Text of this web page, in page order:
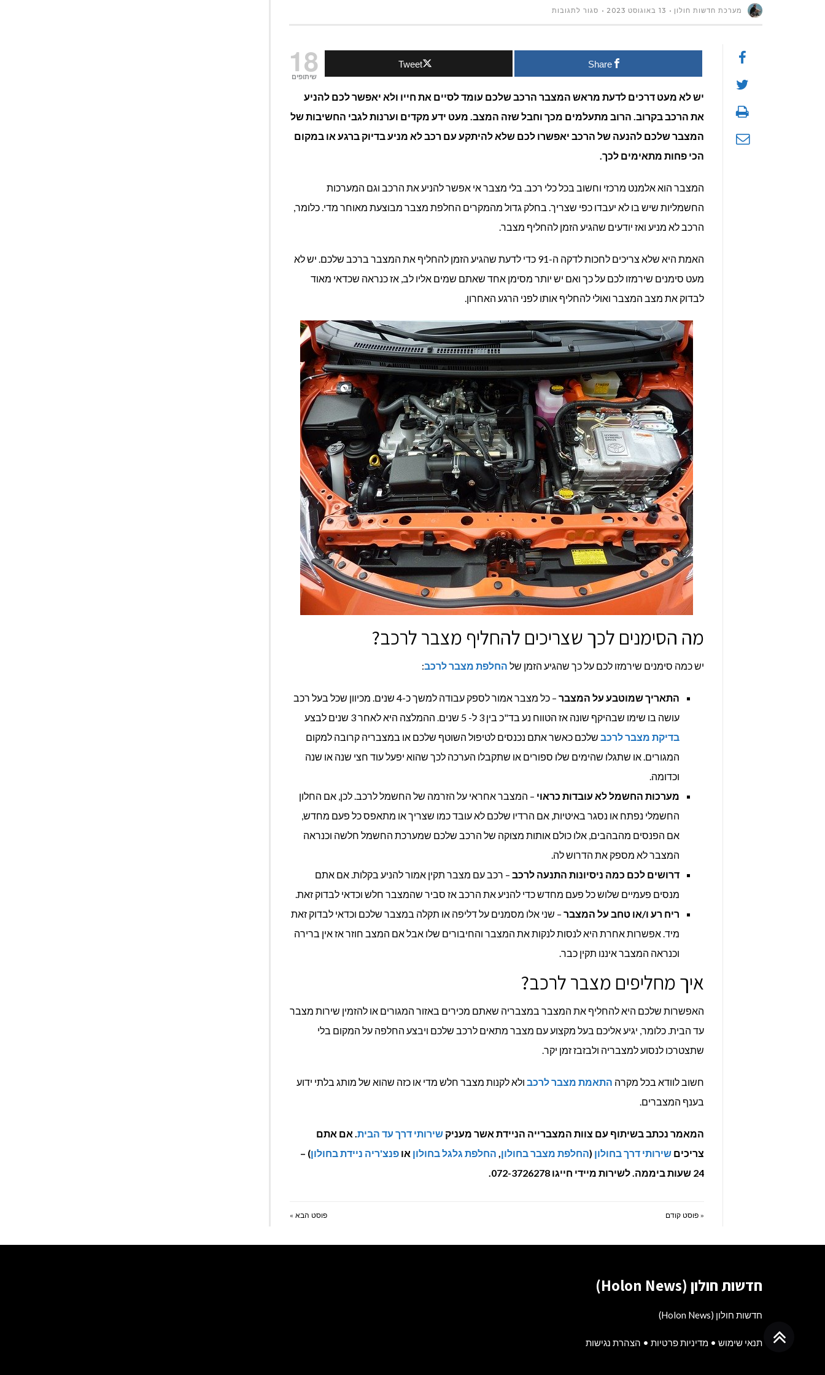
מערכת חדשות חולון 13 באוגוסט 2023 סגור לתגובותעל
שמעידים שצריך
18
שיתופים
Share
Tweet
יש לא מעט דרכים לדעת מראש המצבר הרכב שלכם עומד לסיים את חייו ולא יאפשר לכם להניע
את הרכב בקרוב. הרוב מתעלמים מכך וחבל שזה המצב. מעט ידע מקדים וערנות לגבי החשיבות של
המצבר שלכם להנעה של הרכב יאפשרו לכם שלא להיתקע עם רכב לא מניע בדיוק ברגע או במקום
הכי פחות מתאימים לכך.
המצבר הוא אלמנט מרכזי וחשוב בכל כלי רכב. בלי מצבר אי אפשר להניע את הרכב וגם המערכות
החשמליות שיש בו לא יעבדו כפי שצריך. בחלק גדול מהמקרים החלפת מצבר מבוצעת מאוחר מדי. כלומר,
הרכב לא מניע ואז יודעים שהגיע הזמן להחליף מצבר.
האמת היא שלא צריכים לחכות לדקה ה-91 כדי לדעת שהגיע הזמן להחליף את המצבר ברכב שלכם. יש לא
מעט סימנים שירמזו לכם על כך ואם יש יותר מסימן אחד שאתם שמים אליו לב, אז כנראה שכדאי מאוד
לבדוק את מצב המצבר ואולי להחליף אותו לפני הרגע האחרון.
מה הסימנים לכך שצריכים להחליף מצבר לרכב?
יש כמה סימנים שירמזו לכם על כך שהגיע הזמן של החלפת מצבר לרכב:
התאריך שמוטבע על המצבר
– כל מצבר אמור לספק עבודה למשך כ-4 שנים. מכיוון שכל בעל רכב
עושה בו שימו שבהיקף שונה אז הטווח נע בד"כ בין 3 ל- 5 שנים. ההמלצה היא לאחר 3 שנים לבצע
בדיקת מצבר לרכב שלכם כאשר אתם נכנסים לטיפול השוטף שלכם או במצבריה קרובה למקום
המגורים. או שתגלו שהימים שלו ספורים או שתקבלו הערכה לכך שהוא יפעל עוד חצי שנה או שנה
וכדומה.
מערכות החשמל לא עובדות כראוי – המצבר אחראי על הזרמה של החשמל לרכב. לכן, אם החלון
החשמלי נפתח או נסגר באיטיות, אם הרדיו שלכם לא עובד כמו שצריך או מתאפס כל פעם מחדש,
אם הפנסים מהבהבים, אלו כולם אותות מצוקה של הרכב שלכם שמערכת החשמל חלשה וכנראה
המצבר לא מספק את הדרוש לה.
דרושים לכם כמה ניסיונות התנעה לרכב – רכב עם מצבר תקין אמור להניע בקלות. אם אתם
מנסים פעמיים שלוש כל פעם מחדש כדי להניע את הרכב אז סביר שהמצבר חלש וכדאי לבדוק זאת.
ריח רע ו/או טחב על המצבר – שני אלו מסמנים על דליפה או תקלה במצבר שלכם וכדאי לבדוק זאת
מיד. אפשרות אחרת היא לנסות לנקות את המצבר והחיבורים שלו אבל אם המצב חוזר אז אין ברירה
וכנראה המצבר איננו תקין כבר.
איך מחליפים מצבר לרכב?
האפשרות שלכם היא להחליף את המצבר במצבריה שאתם מכירים באזור המגורים או להזמין שירות מצבר
עד הבית. כלומר, יגיע אליכם בעל מקצוע עם מצבר מתאים לרכב שלכם ויבצע החלפה על המקום בלי
שתצטרכו לנסוע למצבריה ולבזבז זמן יקר.
חשוב לוודא בכל מקרה התאמת מצבר לרכב ולא לקנות מצבר חלש מדי או כזה שהוא של מותג בלתי ידוע
בענף המצברים.
המאמר נכתב בשיתוף עם צוות המצברייה הניידת אשר מעניקשירותי דרך עד הבית. אם אתם
צריכיםשירותי דרך בחולון (החלפת מצבר בחולון, החלפת גלגל בחולון אופנצ'ריה ניידת בחולון) –
24 שעות ביממה. לשירות מיידי חייגו 072-3726278.
« פוסט קודם פוסט הבא »
חדשות חולון (Holon News)
חדשות חולון (Holon News)
תנאי שימוש • מדיניות פרטיות • הצהרת נגישות
גלילה